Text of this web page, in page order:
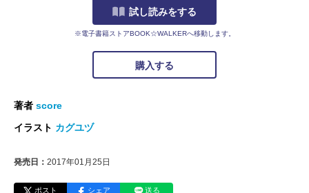
試し読みをする
※電子書籍ストアBOOK☆WALKERへ移動します。
購入する
著者 score
イラスト カグユヅ
発売日： 2017年01月25日
ポスト シェア 送る